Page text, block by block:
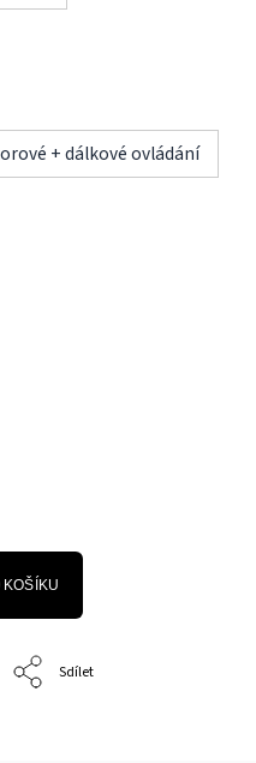
+ dálkové ovládání
KOŠÍKU
Sdílet